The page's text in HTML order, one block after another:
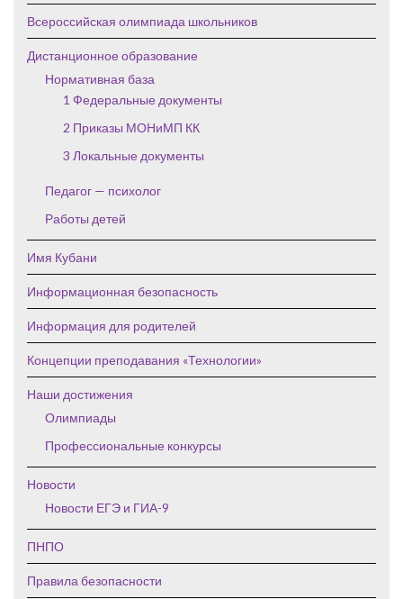
Всероссийская олимпиада школьников
Дистанционное образование
Нормативная база
1 Федеральные документы
2 Приказы МОНиМП КК
3 Локальные документы
Педагог — психолог
Работы детей
Имя Кубани
Информационная безопасность
Информация для родителей
Концепции преподавания «Технологии»
Наши достижения
Олимпиады
Профессиональные конкурсы
Новости
Новости ЕГЭ и ГИА-9
ПНПО
Правила безопасности